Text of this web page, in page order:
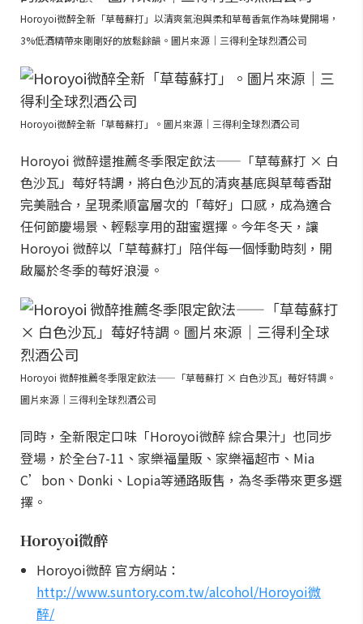
Horoyoi微醉全新「草莓蘇打」以清爽氣泡與柔和草莓香氣作為味覺開場，
3%低酒精帶來剛剛好的放鬆餘韻。圖片來源｜三得利全球烈酒公司
Horoyoi微醉全新「草莓蘇打」。圖片來源｜三得利全球烈酒公司
Horoyoi 微醉還推薦冬季限定飲法——「草莓蘇打 × 白
色沙瓦」莓好特調，將白色沙瓦的清爽基底與草莓香甜
完美融合，呈現柔順富層次的「莓好」口感，成為適合
任何節慶場景、輕鬆享用的甜蜜選擇。今年冬天，讓
Horoyoi 微醉以「草莓蘇打」陪伴每一個悸動時刻，開
啟屬於冬季的莓好浪漫。
Horoyoi 微醉推薦冬季限定飲法——「草莓蘇打 × 白色沙瓦」莓好特調。
圖片來源｜三得利全球烈酒公司
同時，全新限定口味「Horoyoi微醉 綜合果汁」也同步
登場，於全台7-11、家樂福量販、家樂福超市、Mia
C’bon、Donki、Lopia等通路販售，為冬季帶來更多選
擇。
Horoyoi微醉
Horoyoi微醉 官方網站：
http://www.suntory.com.tw/alcohol/Horoyoi微
醉/